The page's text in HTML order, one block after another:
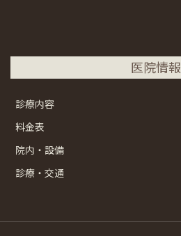
医院情報
診療内容
料金表
院内・設備
診療・交通